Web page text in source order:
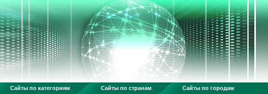
Сайты по категориям Сайты по странам Сайты по городам